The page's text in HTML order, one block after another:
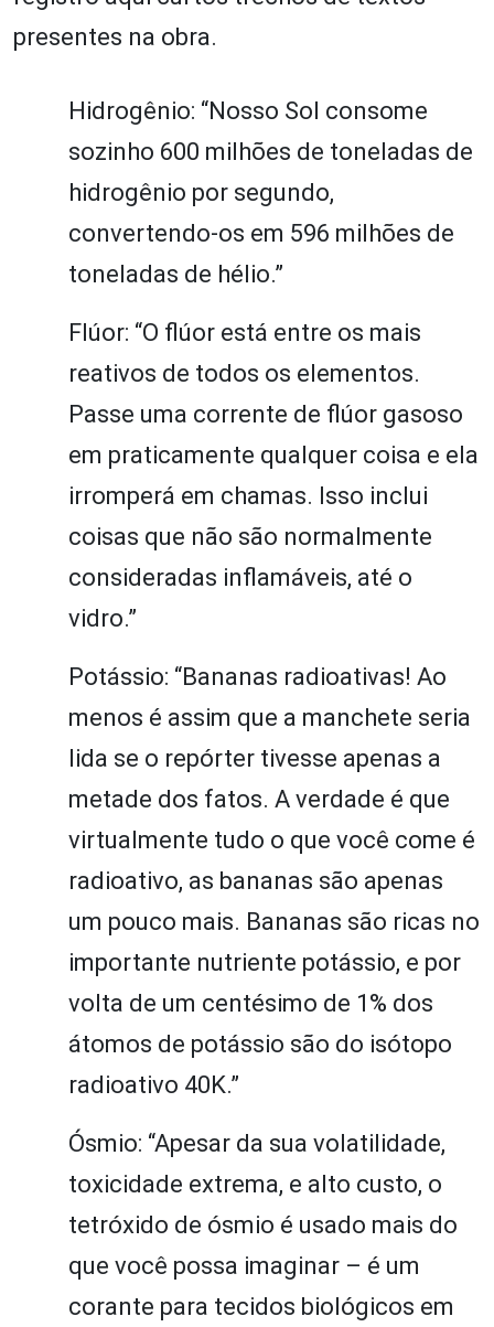
presentes na obra.
Hidrogênio: “Nosso Sol consome
sozinho 600 milhões de toneladas de
hidrogênio por segundo,
convertendo-os em 596 milhões de
toneladas de hélio.”
Flúor: “O flúor está entre os mais
reativos de todos os elementos.
Passe uma corrente de flúor gasoso
em praticamente qualquer coisa e ela
irromperá em chamas. Isso inclui
coisas que não são normalmente
consideradas inflamáveis, até o
vidro.”
Potássio: “Bananas radioativas! Ao
menos é assim que a manchete seria
lida se o repórter tivesse apenas a
metade dos fatos. A verdade é que
virtualmente tudo o que você come é
radioativo, as bananas são apenas
um pouco mais. Bananas são ricas no
importante nutriente potássio, e por
volta de um centésimo de 1% dos
átomos de potássio são do isótopo
radioativo 40K.”
Ósmio: “Apesar da sua volatilidade,
toxicidade extrema, e alto custo, o
tetróxido de ósmio é usado mais do
que você possa imaginar – é um
corante para tecidos biológicos em